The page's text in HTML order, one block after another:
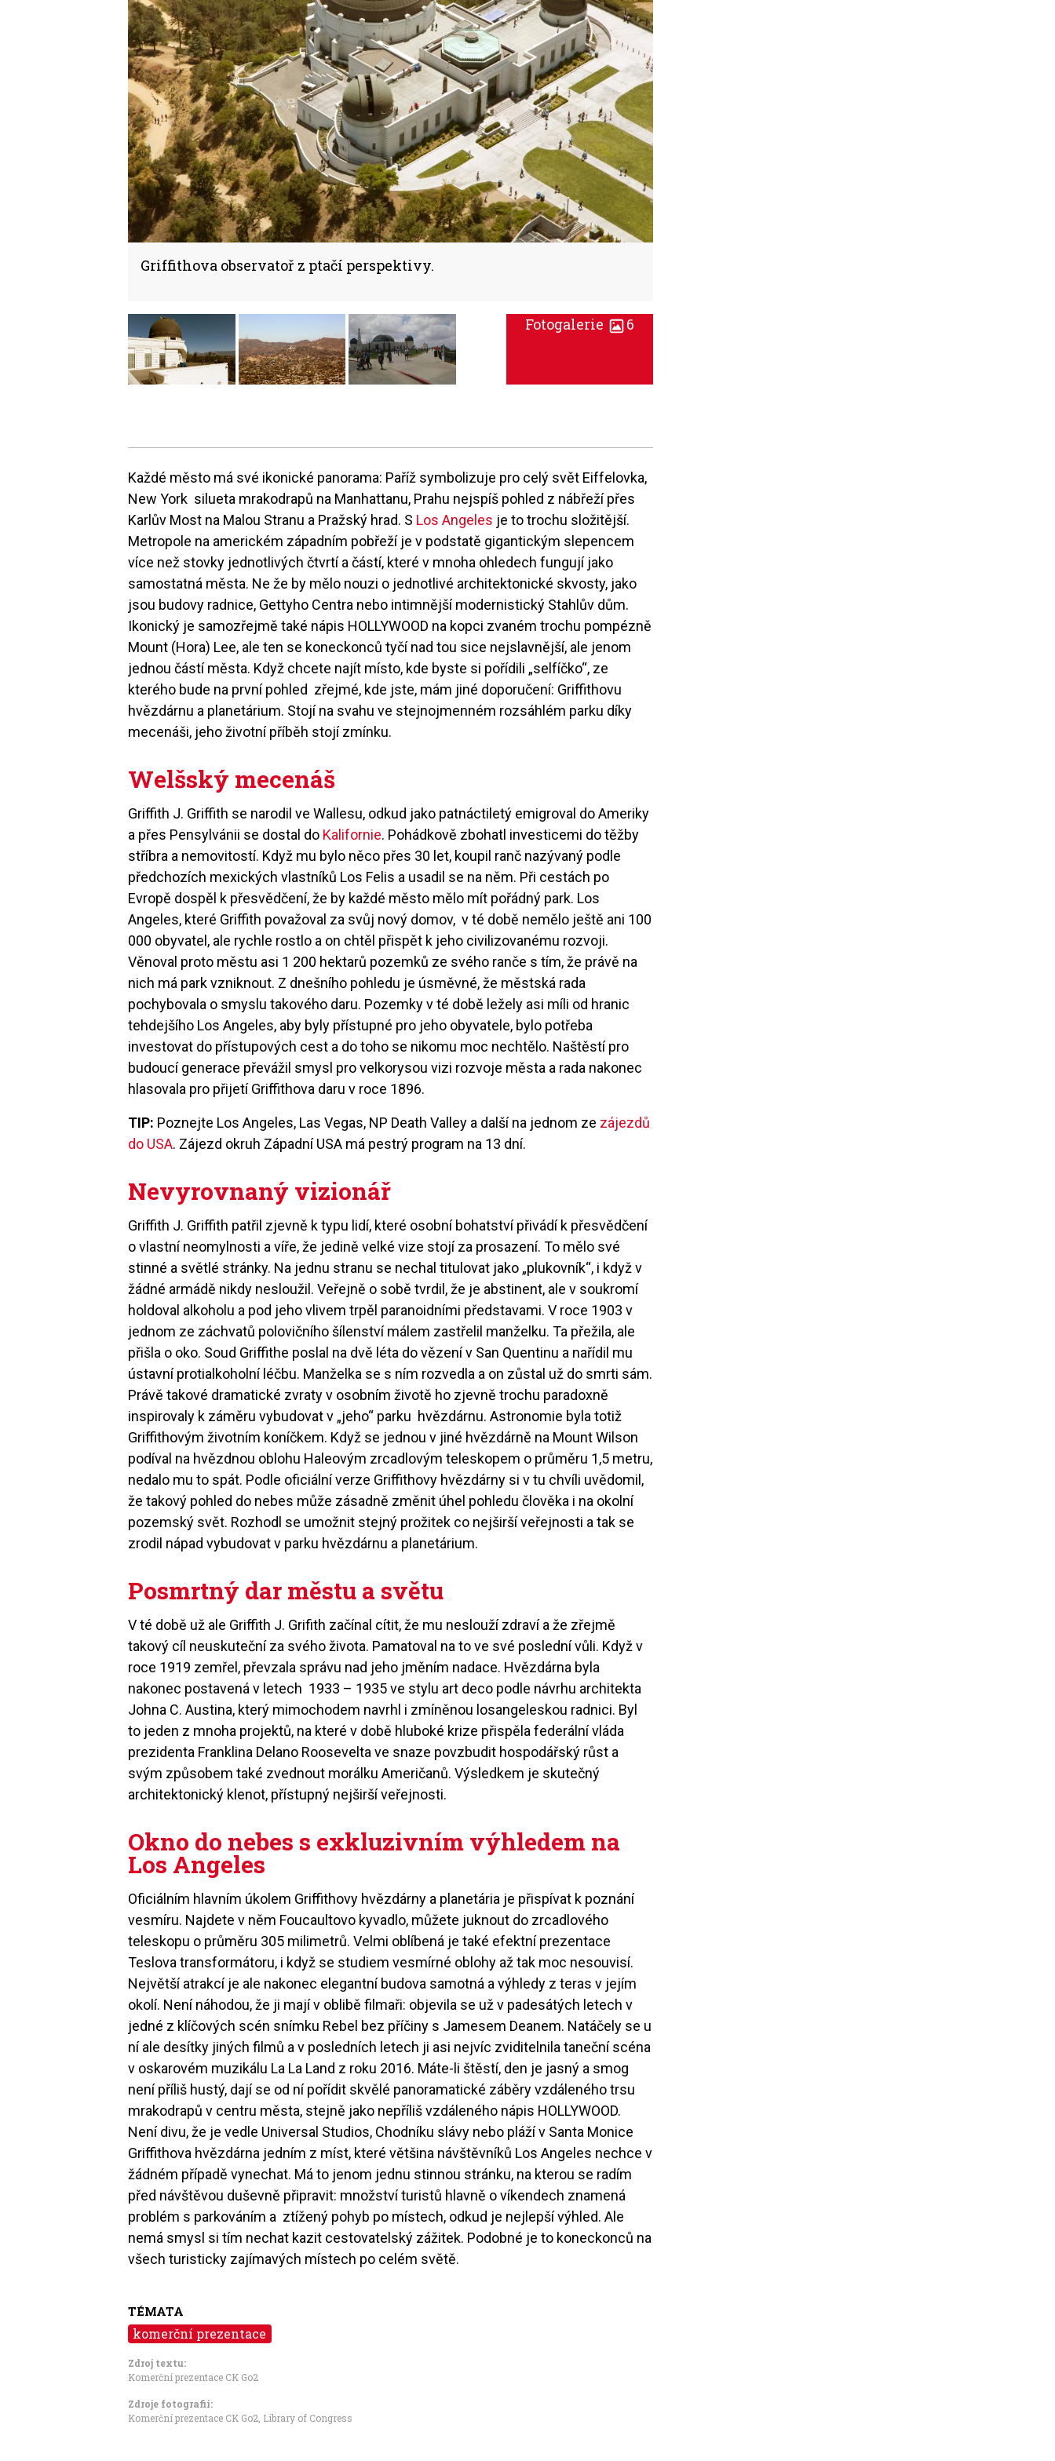
Griffithova observatoř z ptačí perspektivy.
Fotogalerie 6
Každé město má své ikonické panorama: Paříž symbolizuje pro celý svět Eiffelovka,
New York silueta mrakodrapů na Manhattanu, Prahu nejspíš pohled z nábřeží přes
Karlův Most na Malou Stranu a Pražský hrad. S Los Angeles je to trochu složitější.
Metropole na americkém západním pobřeží je v podstatě gigantickým slepencem
více než stovky jednotlivých čtvrtí a částí, které v mnoha ohledech fungují jako
samostatná města. Ne že by mělo nouzi o jednotlivé architektonické skvosty, jako
jsou budovy radnice, Gettyho Centra nebo intimnější modernistický Stahlův dům.
Ikonický je samozřejmě také nápis HOLLYWOOD na kopci zvaném trochu pompézně
Mount (Hora) Lee, ale ten se koneckonců tyčí nad tou sice nejslavnější, ale jenom
jednou částí města. Když chcete najít místo, kde byste si pořídili „selfíčko“, ze
kterého bude na první pohled zřejmé, kde jste, mám jiné doporučení: Griffithovu
hvězdárnu a planetárium. Stojí na svahu ve stejnojmenném rozsáhlém parku díky
mecenáši, jeho životní příběh stojí zmínku.
Welšský mecenáš
Griffith J. Griffith se narodil ve Wallesu, odkud jako patnáctiletý emigroval do Ameriky
a přes Pensylvánii se dostal do Kalifornie. Pohádkově zbohatl investicemi do těžby
stříbra a nemovitostí. Když mu bylo něco přes 30 let, koupil ranč nazývaný podle
předchozích mexických vlastníků Los Felis a usadil se na něm. Při cestách po
Evropě dospěl k přesvědčení, že by každé město mělo mít pořádný park. Los
Angeles, které Griffith považoval za svůj nový domov, v té době nemělo ještě ani 100
000 obyvatel, ale rychle rostlo a on chtěl přispět k jeho civilizovanému rozvoji.
Věnoval proto městu asi 1 200 hektarů pozemků ze svého ranče s tím, že právě na
nich má park vzniknout. Z dnešního pohledu je úsměvné, že městská rada
pochybovala o smyslu takového daru. Pozemky v té době ležely asi míli od hranic
tehdejšího Los Angeles, aby byly přístupné pro jeho obyvatele, bylo potřeba
investovat do přístupových cest a do toho se nikomu moc nechtělo. Naštěstí pro
budoucí generace převážil smysl pro velkorysou vizi rozvoje města a rada nakonec
hlasovala pro přijetí Griffithova daru v roce 1896.
TIP: Poznejte Los Angeles, Las Vegas, NP Death Valley a další na jednom ze zájezdů
do USA. Zájezd okruh Západní USA má pestrý program na 13 dní.
Nevyrovnaný vizionář
Griffith J. Griffith patřil zjevně k typu lidí, které osobní bohatství přivádí k přesvědčení
o vlastní neomylnosti a víře, že jedině velké vize stojí za prosazení. To mělo své
stinné a světlé stránky. Na jednu stranu se nechal titulovat jako „plukovník“, i když v
žádné armádě nikdy nesloužil. Veřejně o sobě tvrdil, že je abstinent, ale v soukromí
holdoval alkoholu a pod jeho vlivem trpěl paranoidními představami. V roce 1903 v
jednom ze záchvatů polovičního šílenství málem zastřelil manželku. Ta přežila, ale
přišla o oko. Soud Griffithe poslal na dvě léta do vězení v San Quentinu a nařídil mu
ústavní protialkoholní léčbu. Manželka se s ním rozvedla a on zůstal už do smrti sám.
Právě takové dramatické zvraty v osobním životě ho zjevně trochu paradoxně
inspirovaly k záměru vybudovat v „jeho“ parku hvězdárnu. Astronomie byla totiž
Griffithovým životním koníčkem. Když se jednou v jiné hvězdárně na Mount Wilson
podíval na hvězdnou oblohu Haleovým zrcadlovým teleskopem o průměru 1,5 metru,
nedalo mu to spát. Podle oficiální verze Griffithovy hvězdárny si v tu chvíli uvědomil,
že takový pohled do nebes může zásadně změnit úhel pohledu člověka i na okolní
pozemský svět. Rozhodl se umožnit stejný prožitek co nejširší veřejnosti a tak se
zrodil nápad vybudovat v parku hvězdárnu a planetárium.
Posmrtný dar městu a světu
V té době už ale Griffith J. Grifith začínal cítit, že mu neslouží zdraví a že zřejmě
takový cíl neuskuteční za svého života. Pamatoval na to ve své poslední vůli. Když v
roce 1919 zemřel, převzala správu nad jeho jměním nadace. Hvězdárna byla
nakonec postavená v letech 1933 – 1935 ve stylu art deco podle návrhu architekta
Johna C. Austina, který mimochodem navrhl i zmíněnou losangeleskou radnici. Byl
to jeden z mnoha projektů, na které v době hluboké krize přispěla federální vláda
prezidenta Franklina Delano Roosevelta ve snaze povzbudit hospodářský růst a
svým způsobem také zvednout morálku Američanů. Výsledkem je skutečný
architektonický klenot, přístupný nejširší veřejnosti.
Okno do nebes s exkluzivním výhledem na
Los Angeles
Oficiálním hlavním úkolem Griffithovy hvězdárny a planetária je přispívat k poznání
vesmíru. Najdete v něm Foucaultovo kyvadlo, můžete juknout do zrcadlového
teleskopu o průměru 305 milimetrů. Velmi oblíbená je také efektní prezentace
Teslova transformátoru, i když se studiem vesmírné oblohy až tak moc nesouvisí.
Největší atrakcí je ale nakonec elegantní budova samotná a výhledy z teras v jejím
okolí. Není náhodou, že ji mají v oblibě filmaři: objevila se už v padesátých letech v
jedné z klíčových scén snímku Rebel bez příčiny s Jamesem Deanem. Natáčely se u
ní ale desítky jiných filmů a v posledních letech ji asi nejvíc zviditelnila taneční scéna
v oskarovém muzikálu La La Land z roku 2016. Máte-li štěstí, den je jasný a smog
není příliš hustý, dají se od ní pořídit skvělé panoramatické záběry vzdáleného trsu
mrakodrapů v centru města, stejně jako nepříliš vzdáleného nápis HOLLYWOOD.
Není divu, že je vedle Universal Studios, Chodníku slávy nebo pláží v Santa Monice
Griffithova hvězdárna jedním z míst, které většina návštěvníků Los Angeles nechce v
žádném případě vynechat. Má to jenom jednu stinnou stránku, na kterou se radím
před návštěvou duševně připravit: množství turistů hlavně o víkendech znamená
problém s parkováním a ztížený pohyb po místech, odkud je nejlepší výhled. Ale
nemá smysl si tím nechat kazit cestovatelský zážitek. Podobné je to koneckonců na
všech turisticky zajímavých místech po celém světě.
TÉMATA
komerční prezentace
Zdroj textu:
Komerční prezentace CK Go2
Zdroje fotografii:
Komerční prezentace CK Go2, Library of Congress